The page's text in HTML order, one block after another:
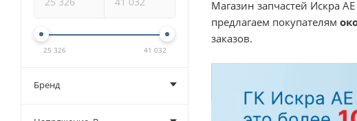
Магазин запчастей Искра
предлагаем покупателям
заказов.
25 326 41 032
Бренд